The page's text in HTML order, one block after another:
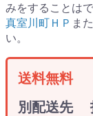
みをすることは
真室川町ＨＰ ま
い。
送料無料
別配送先